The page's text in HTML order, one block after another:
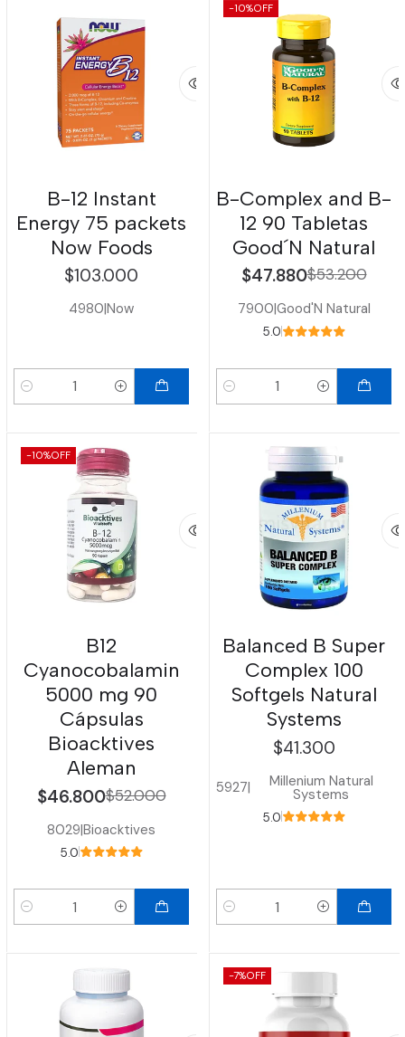
B-12 Instant
Energy 75 packets
Now Foods
$103.000
4980|Now
Cantidad
-10%OFF
B-Complex and B-
12 90 Tabletas
Good´N Natural
$47.880$53.200
7900|Good'N Natural
5.0
Cantidad
-10%OFF
B12
Cyanocobalamin
5000 mg 90
Cápsulas
Bioacktives
Aleman
$46.800$52.000
8029|Bioacktives
5.0
Cantidad
Balanced B Super
Complex 100
Softgels Natural
Systems
$41.300
5927| Millenium Natural
Systems
5.0
Cantidad
-7%OFF